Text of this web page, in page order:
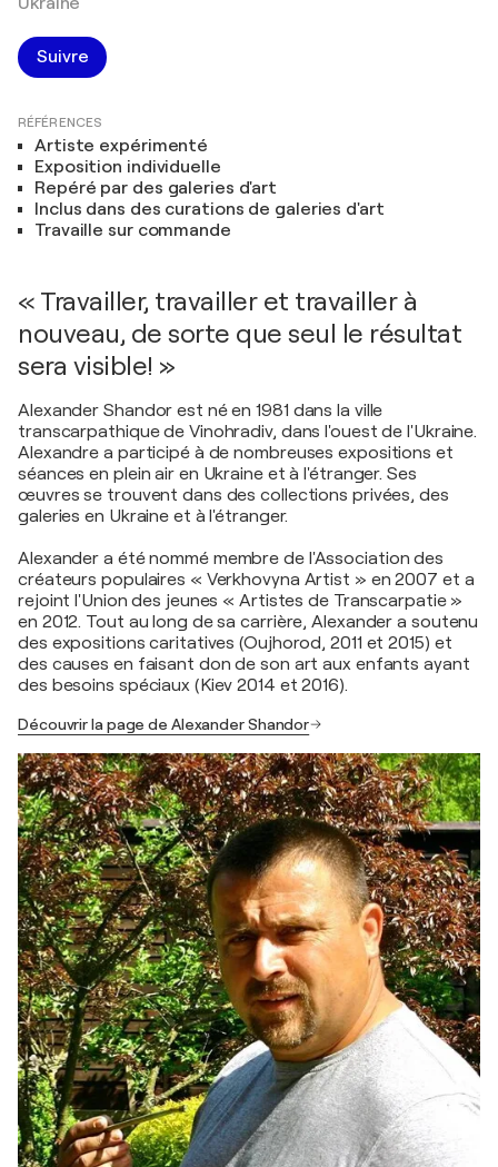
Suivre
RÉFÉRENCES
Artiste expérimenté
Exposition individuelle
Repéré par des galeries d'art
Inclus dans des curations de galeries d'art
Travaille sur commande
« Travailler, travailler et travailler à
nouveau, de sorte que seul le résultat
sera visible! »
Alexander Shandor est né en 1981 dans la ville
transcarpathique de Vinohradiv, dans l'ouest de l'Ukraine.
Alexandre a participé à de nombreuses expositions et
séances en plein air en Ukraine et à l'étranger. Ses
œuvres se trouvent dans des collections privées, des
galeries en Ukraine et à l'étranger.
Alexander a été nommé membre de l'Association des
créateurs populaires « Verkhovyna Artist » en 2007 et a
rejoint l'Union des jeunes « Artistes de Transcarpatie »
en 2012. Tout au long de sa carrière, Alexander a soutenu
des expositions caritatives (Oujhorod, 2011 et 2015) et
des causes en faisant don de son art aux enfants ayant
des besoins spéciaux (Kiev 2014 et 2016).
Découvrir la page de Alexander Shandor